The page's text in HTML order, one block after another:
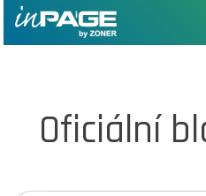
Oficiální